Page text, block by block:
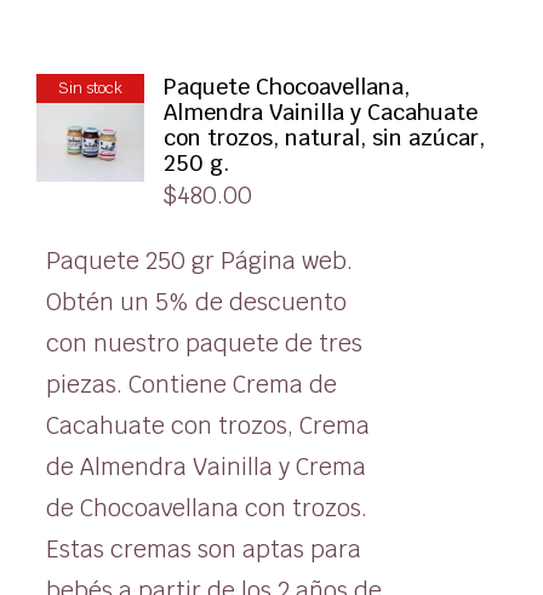
Sin stock
Paquete Chocoavellana,
Almendra Vainilla y Cacahuate
con trozos, natural, sin azúcar,
250 g.
$480.00
Paquete 250 gr Página web.
Obtén un 5% de descuento
con nuestro paquete de tres
piezas. Contiene Crema de
Cacahuate con trozos, Crema
de Almendra Vainilla y Crema
de Chocoavellana con trozos.
Estas cremas son aptas para